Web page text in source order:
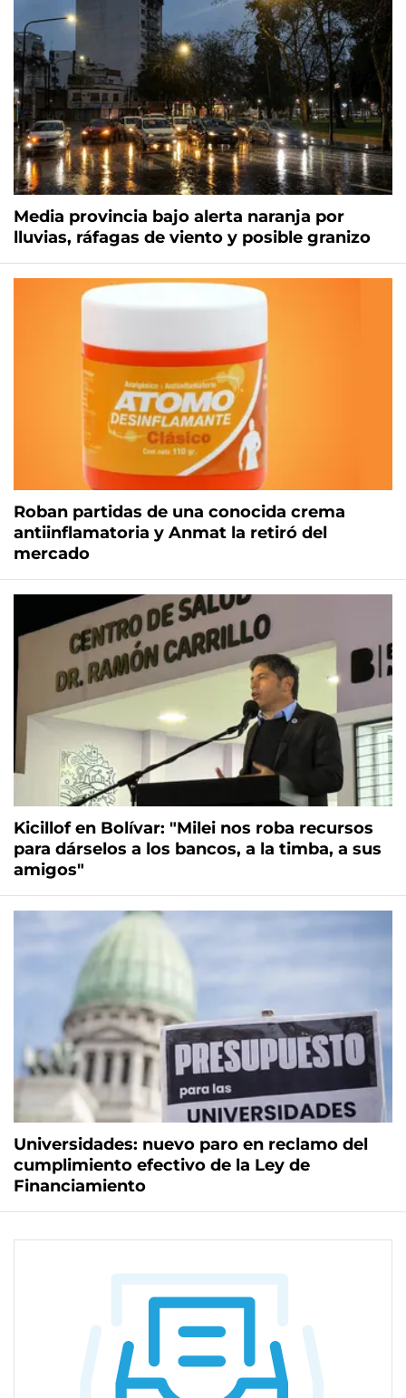
Media provincia bajo alerta naranja por
lluvias, ráfagas de viento y posible granizo
Roban partidas de una conocida crema
antiinflamatoria y Anmat la retiró del
mercado
Kicillof en Bolívar: "Milei nos roba recursos
para dárselos a los bancos, a la timba, a sus
amigos"
Universidades: nuevo paro en reclamo del
cumplimiento efectivo de la Ley de
Financiamiento